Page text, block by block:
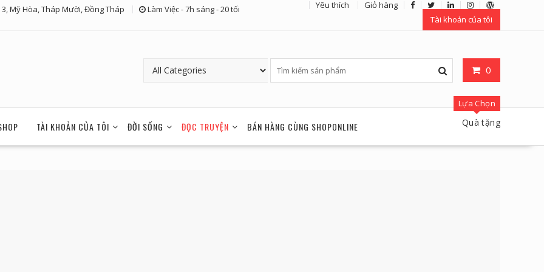
3, Mỹ Hòa, Tháp Mười, Đồng Tháp Làm Việc - 7h sáng - 20 tối Yêu thích
Giỏ hàng
Tài khoản của tôi
0
TÀI KHOẢN CỦA TÔI ĐỜI SỐNG ĐỌC TRUYỆN BÁN HÀNG CÙNG SHOPONLINE
Lựa Chọn
Quà tặng